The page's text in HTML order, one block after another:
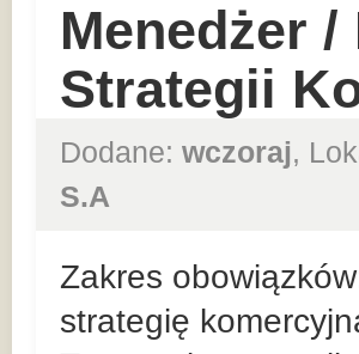
Menedżer /
Strategii
Dodane: wczoraj,
S.A
Zakres
strategię